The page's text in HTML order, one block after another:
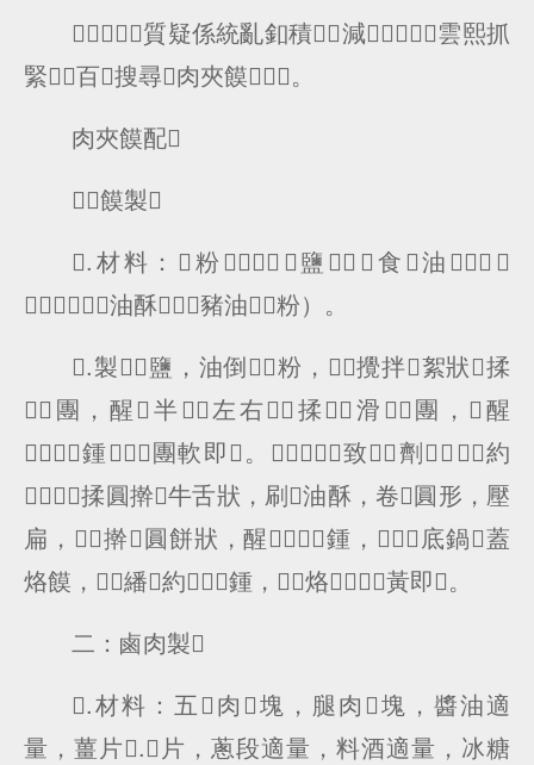
質疑係統亂釦積減，雲熙抓
緊百搜尋肉夾饃。
肉夾饃配
：饃製
.材料：粉，鹽，食油，
，油酥（豬油粉）。
.製：鹽，油倒粉，攪拌絮狀揉
團，醒半左右揉滑團，醒
鍾團軟即。致劑，約
，揉圓擀牛舌狀，刷油酥，卷圓形，壓
扁，擀圓餅狀，醒鍾，底鍋蓋
烙饃，繙約鍾，烙黃即。
二：鹵肉製
.材料：五肉塊，腿肉塊，醬油適
量，薑片.片，蔥段適量，料酒適量，冰糖